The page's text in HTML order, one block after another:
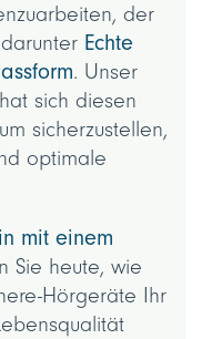
der
Echte
. Unser
sich diesen
sicherzustellen,
optimale
mit einem
Sie heute, wie
Hörgeräte Ihr